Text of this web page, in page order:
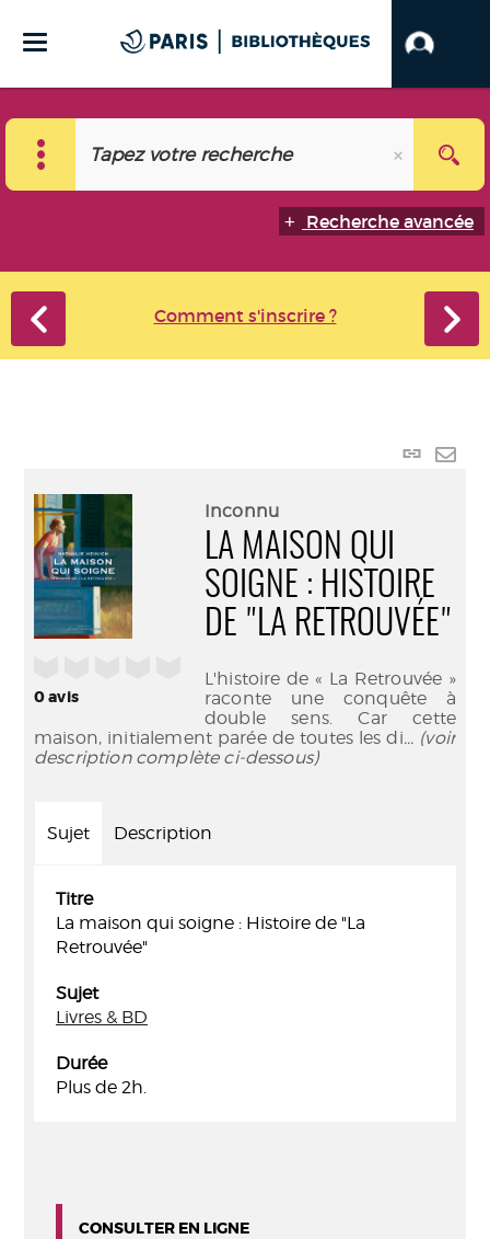
Recherche avancée
Comment s'inscrire ?
Lien
0avis
Inconnu
LA MAISON QUI
SOIGNE : HISTOIRE
DE "LA RETROUVÉE"
L'histoire de « La Retrouvée »
raconte une conquête à
double sens. Car cette
maison, initialement parée de toutes les di... (voir
description complète ci-dessous)
Sujet Description
Titre
La maison qui soigne : Histoire de "La
Retrouvée"
Sujet
Livres & BD
Durée
Plus de 2h.
CONSULTER EN LIGNE